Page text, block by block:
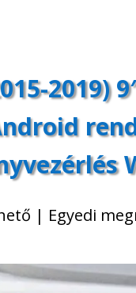
2019)
| Egyedi